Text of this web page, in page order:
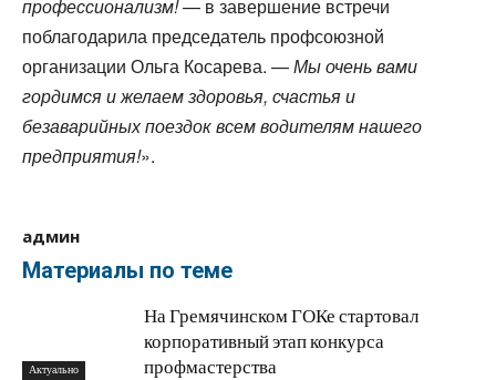
профессионализм!— в завершение встречи
поблагодарила председатель профсоюзной
организации Ольга Косарева. —Мы очень вами
гордимся и желаем здоровья, счастья и
безаварийных поездок всем водителям нашего
предприятия!».
админ
Материалы по теме
Актуально
На Гремячинском ГОКе стартовал
корпоративный этап конкурса
профмастерства